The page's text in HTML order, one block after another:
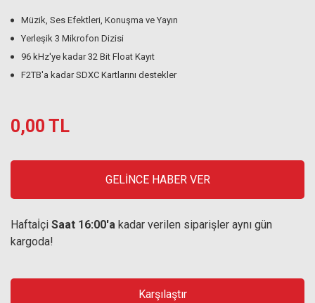
Müzik, Ses Efektleri, Konuşma ve Yayın
Yerleşik 3 Mikrofon Dizisi
96 kHz'ye kadar 32 Bit Float Kayıt
F2TB'a kadar SDXC Kartlarını destekler
0,00 TL
GELİNCE HABER VER
Haftaİçi Saat 16:00'a kadar verilen siparişler aynı gün
kargoda!
Karşılaştır